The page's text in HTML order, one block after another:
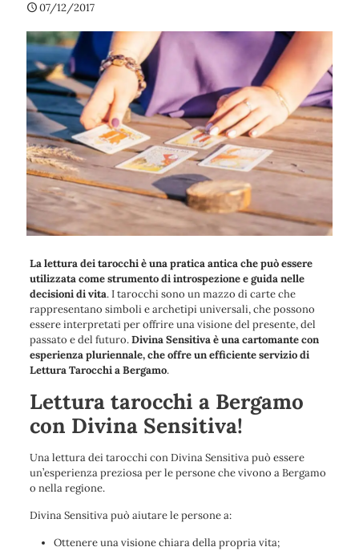
07/12/2017
La lettura dei tarocchi è una pratica antica che può essere
utilizzata come strumento di introspezione e guida nelle
decisioni di vita. I tarocchi sono un mazzo di carte che
rappresentano simboli e archetipi universali, che possono
essere interpretati per offrire una visione del presente, del
passato e del futuro.Divina Sensitiva è una cartomante con
esperienza pluriennale, che offre un efficiente servizio di
Lettura Tarocchi a Bergamo.
Lettura tarocchi a Bergamo
con Divina Sensitiva!
Una lettura dei tarocchi con Divina Sensitiva può essere
un’esperienza preziosa per le persone che vivono a Bergamo
o nella regione.
Divina Sensitiva può aiutare le persone a:
Ottenere una visione chiara della propria vita;